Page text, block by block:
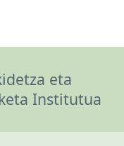
eta
Institutua